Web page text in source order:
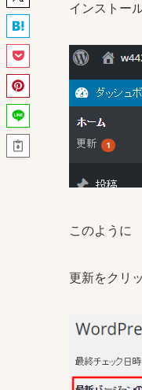
インストー
このように
更新をクリ